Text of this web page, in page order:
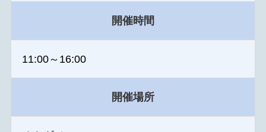
開催時間
11:00～16:00
開催場所